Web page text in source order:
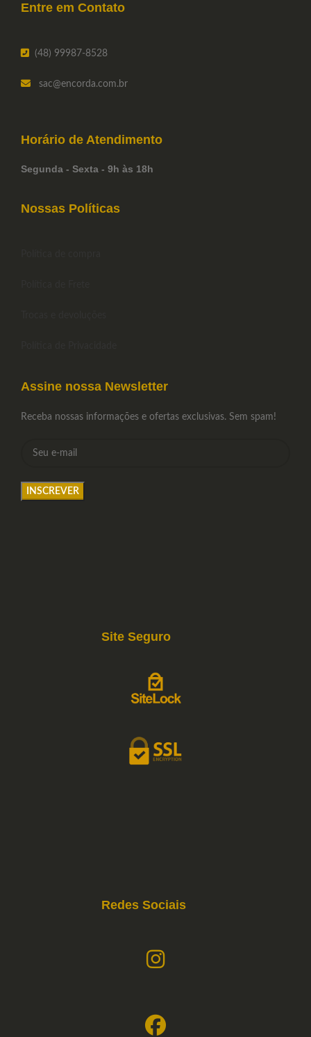
Entre em Contato
(48) 99987-8528
sac@encorda.com.br
Horário de Atendimento
Segunda - Sexta - 9h às 18h
Nossas Políticas
Assine nossa Newsletter
Receba nossas informações e ofertas exclusivas. Sem spam!
Site Seguro
Redes Sociais